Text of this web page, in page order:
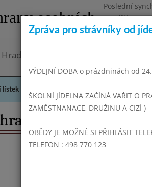
osobních
Poslední
Pondělí
Omezení
Králové, Bezručova 1468
lístek
Zpráva pro strávníky od
VÝDEJNÍ DOBA o prázdninách od
ŠKOLNÍ JÍDELNA ZAČÍNÁ VAŘIT O
ZAMĚSTNANACE, DRUŽINU A CIZÍ )
OBĚDY JE MOŽNÉ SI PŘIHLÁSIT
TELEFON : 498 770 123